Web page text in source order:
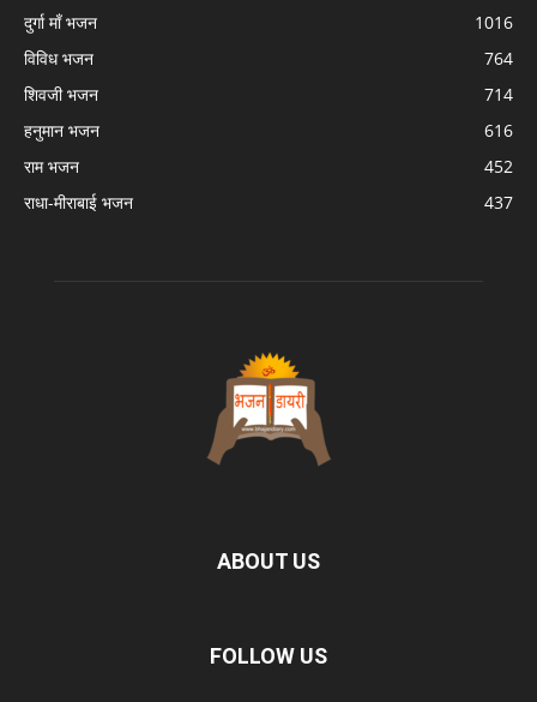
दुर्गा माँ भजन
1016
विविध भजन
764
शिवजी भजन
714
हनुमान भजन
616
राम भजन
452
राधा-मीराबाई भजन
437
ABOUT US
FOLLOW US